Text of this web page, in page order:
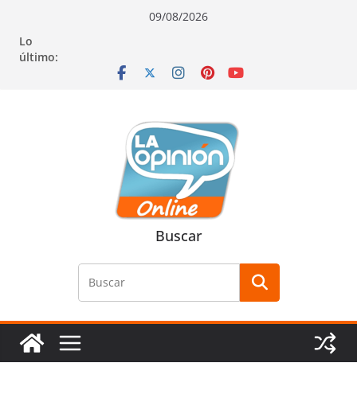
contenido
navegación
contenido
09/08/2026
Lo
último:
Buscar